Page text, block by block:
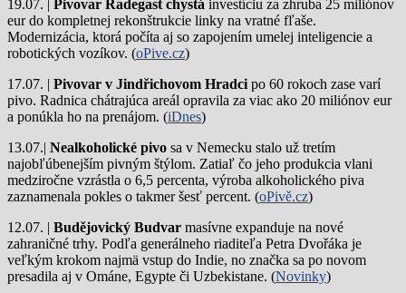
19.07. | Pivovar Radegast chystá investíciu za zhruba 25 miliónov
eur do kompletnej rekonštrukcie linky na vratné fľaše.
Modernizácia, ktorá počíta aj so zapojením umelej inteligencie a
robotických vozíkov. (oPive.cz)
17.07. | Pivovar v Jindřichovom Hradci po 60 rokoch zase varí
pivo. Radnica chátrajúca areál opravila za viac ako 20 miliónov eur
a ponúkla ho na prenájom. (iDnes)
13.07.| Nealkoholické pivo sa v Nemecku stalo už tretím
najobľúbenejším pivným štýlom. Zatiaľ čo jeho produkcia vlani
medziročne vzrástla o 6,5 percenta, výroba alkoholického piva
zaznamenala pokles o takmer šesť percent. (oPivě.cz)
12.07. | Budějovický Budvar masívne expanduje na nové
zahraničné trhy. Podľa generálneho riaditeľa Petra Dvořáka je
veľkým krokom najmä vstup do Indie, no značka sa po novom
presadila aj v Ománe, Egypte či Uzbekistane. (Novinky)